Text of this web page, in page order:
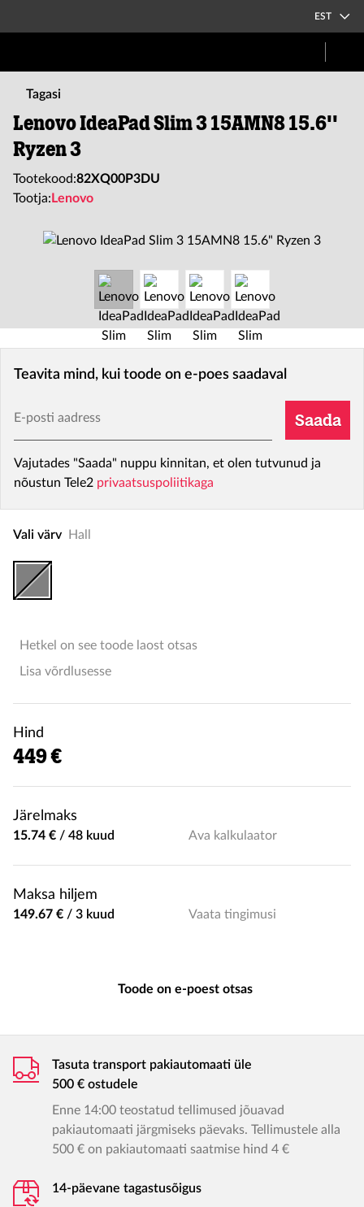
EST
Tagasi
Lenovo IdeaPad Slim 3 15AMN8 15.6''
Ryzen 3
Tootekood:82XQ00P3DU
Tootja: Lenovo
Teavita mind, kui toode on e-poes saadaval
E-posti aadress
Saada
Vajutades "Saada" nuppu kinnitan, et olen tutvunud ja
nõustun Tele2 privaatsuspoliitikaga
Vali värv Hall
Hetkel on see toode laost otsas
Lisa võrdlusesse
Hind
449 €
Järelmaks
15.74 € / 48 kuud Ava kalkulaator
Maksa hiljem
149.67 € / 3 kuud Vaata tingimusi
Toode on e-poest otsas
Tasuta transport pakiautomaati üle
500 € ostudele
Enne 14:00 teostatud tellimused jõuavad
pakiautomaati järgmiseks päevaks. Tellimustele alla
500 € on pakiautomaati saatmise hind 4 €
14-päevane tagastusõigus